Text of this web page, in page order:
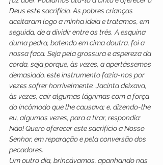
Deus este sacrifício. As pobres crianças
aceitaram logo a minha ideia e tratamos, em
seguida, de a dividir entre os três. A esquina
duma pedra, batendo em cima doutra, foi a
nossa faca. Seja pela grossura e aspereza da
corda, seja porque, às vezes, a apertássemos
demasiado, este instrumento fazia-nos por
vezes sofrer horrivelmente. Jacinta deixava,
às vezes, cair algumas lágrimas com a força
do incômodo que lhe causava; e, dizendo-lhe
eu, algumas vezes, para a tirar, respondia:
Não! Quero oferecer este sacrifício a Nosso
Senhor, em reparação e pela conversão dos
pecadores.
Um outro dia, brincávamos, apanhando nas